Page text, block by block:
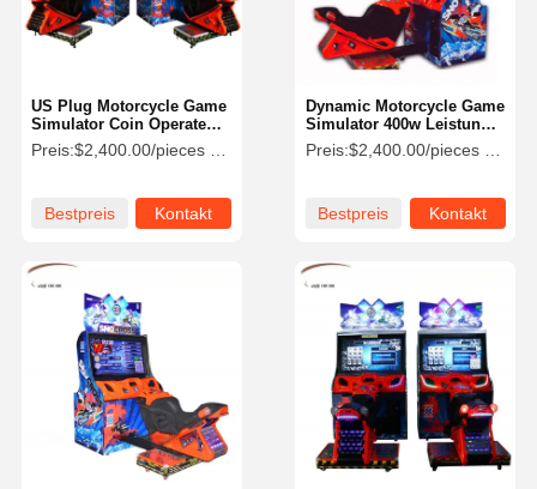
US Plug Motorcycle Game
Simulator Coin Operated
For Fun Center
Preis:$2,400.00/pieces 1-4 pieces
Bestpreis Kontakt
Dynamic Motorcycle Game
Simulator 400w Leistung
CE-zertifiziert
Preis:$2,400.00/pieces 1-4 pieces
Bestpreis Kontakt